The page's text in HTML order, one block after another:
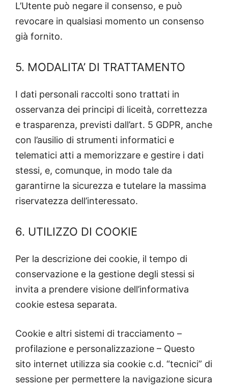
L’Utente può negare il consenso, e può
revocare in qualsiasi momento un consenso
già fornito.
5. MODALITA’ DI TRATTAMENTO
I dati personali raccolti sono trattati in
osservanza dei principi di liceità, correttezza
e trasparenza, previsti dall’art. 5 GDPR, anche
con l’ausilio di strumenti informatici e
telematici atti a memorizzare e gestire i dati
stessi, e, comunque, in modo tale da
garantirne la sicurezza e tutelare la massima
riservatezza dell’interessato.
6. UTILIZZO DI COOKIE
Per la descrizione dei cookie, il tempo di
conservazione e la gestione degli stessi si
invita a prendere visione dell’informativa
cookie estesa separata.
Cookie e altri sistemi di tracciamento –
profilazione e personalizzazione – Questo
sito internet utilizza sia cookie c.d. “tecnici” di
sessione per permettere la navigazione sicura